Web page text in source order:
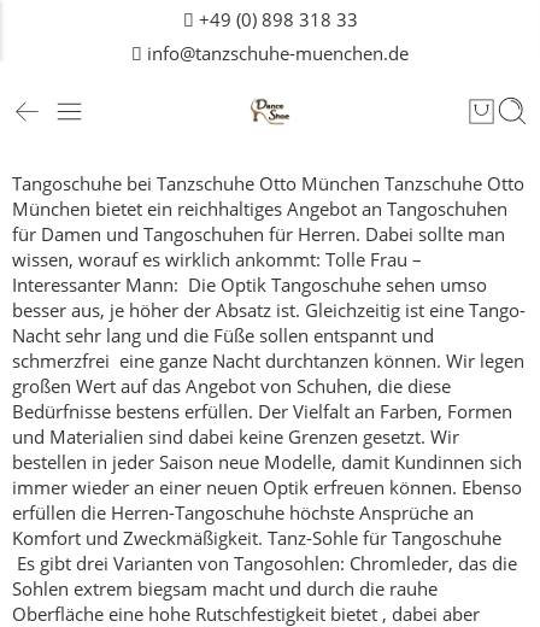
+49 (0) 898 318 33
info@tanzschuhe-muenchen.de
Tangoschuhe bei Tanzschuhe Otto München Tanzschuhe Otto
München bietet ein reichhaltiges Angebot an Tangoschuhen
für Damen und Tangoschuhen für Herren. Dabei sollte man
wissen, worauf es wirklich ankommt: Tolle Frau –
Interessanter Mann: Die Optik Tangoschuhe sehen umso
besser aus, je höher der Absatz ist. Gleichzeitig ist eine Tango-
Nacht sehr lang und die Füße sollen entspannt und
schmerzfrei eine ganze Nacht durchtanzen können. Wir legen
großen Wert auf das Angebot von Schuhen, die diese
Bedürfnisse bestens erfüllen. Der Vielfalt an Farben, Formen
und Materialien sind dabei keine Grenzen gesetzt. Wir
bestellen in jeder Saison neue Modelle, damit Kundinnen sich
immer wieder an einer neuen Optik erfreuen können. Ebenso
erfüllen die Herren-Tangoschuhe höchste Ansprüche an
Komfort und Zweckmäßigkeit. Tanz-Sohle für Tangoschuhe
Es gibt drei Varianten von Tangosohlen: Chromleder, das die
Sohlen extrem biegsam macht und durch die rauhe
Oberfläche eine hohe Rutschfestigkeit bietet , dabei aber